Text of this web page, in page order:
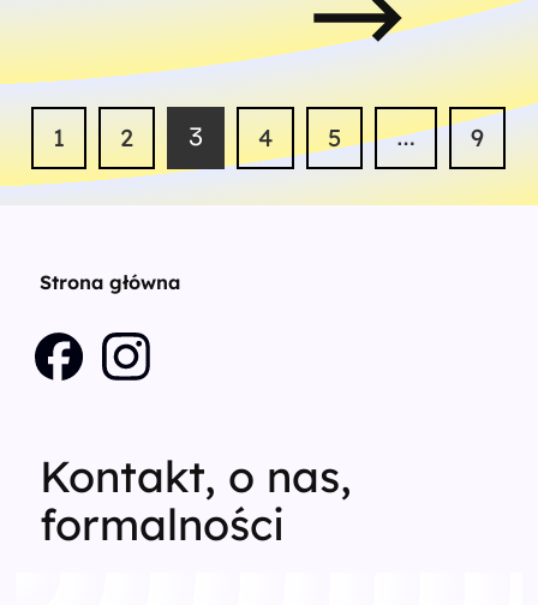
1 2 3 4 5 … 9
Strona główna
Kontakt, o nas,
formalności